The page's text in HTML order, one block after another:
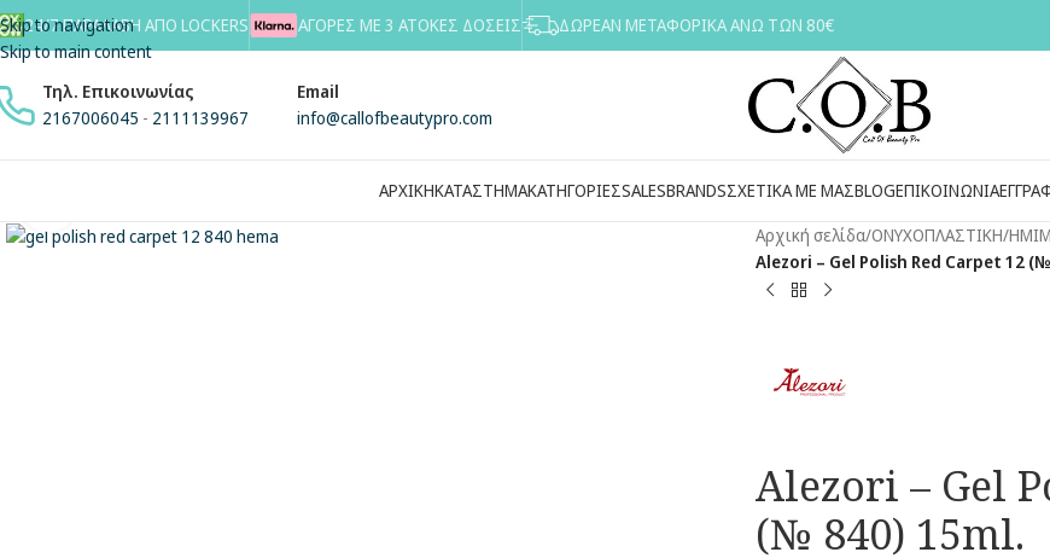
Skip to navigation
Skip to main content
24/7 ΠΑΡΑΛΑΒΗ ΑΠΟ LOCKERS ΑΓΟΡΕΣ ΜΕ 3 ΑΤΟΚΕΣ ΔΟΣΕΙΣ ΔΩΡΕΑΝ ΜΕΤΑΦΟΡΙΚΑ ΑΝΩ ΤΩΝ 80€
Τηλ. Επικοινωνίας
2167006045 - 2111139967
Email
info@callofbeautypro.com
ΑΡΧΙΚΗΚΑΤΑΣΤΗΜΑΚΑΤΗΓΟΡΙΕΣSALESBRANDSΣΧΕΤΙΚΑ ΜΕ ΜΑΣBLOGΕΠΙΚΟΙΝΩΝΙΑ
Αρχική σελίδα/ΟΝΥΧΟΠΛΑΣΤΙΚΗ/
Alezori – Gel Polish Red Carpet 12
Alezori – Gel
(№ 840) 15ml.